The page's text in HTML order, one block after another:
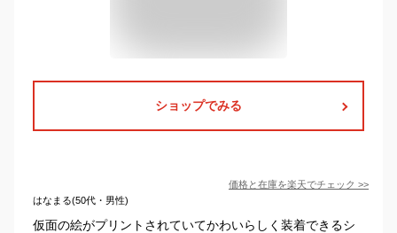
ショップでみる
価格と在庫を楽天でチェック >>
はなまる(50代・男性)
仮面の絵がプリントされていてかわいらしく装着できるシ